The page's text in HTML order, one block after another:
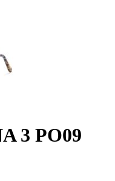
3 PO09